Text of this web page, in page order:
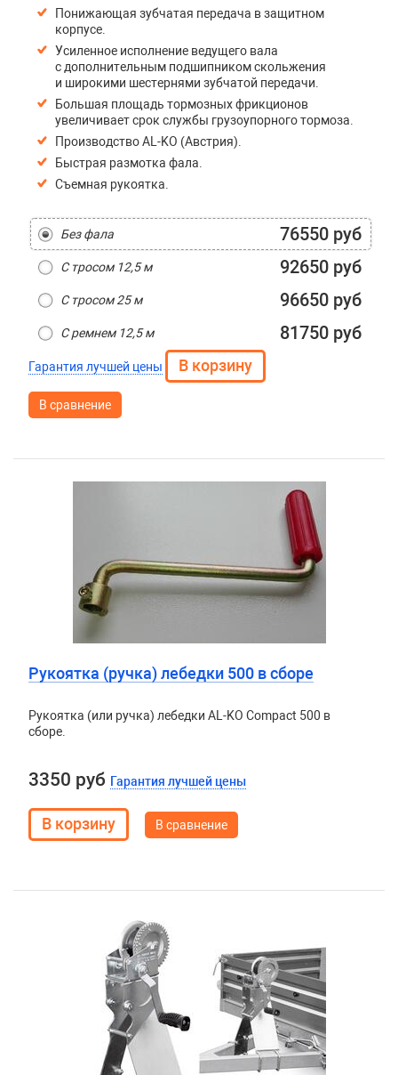
Понижающая зубчатая передача в защитном
корпусе.
Усиленное исполнение ведущего вала
с дополнительным подшипником скольжения
и широкими шестернями зубчатой передачи.
Большая площадь тормозных фрикционов
увеличивает срок службы грузоупорного тормоза.
Производство AL-KO (Австрия).
Быстрая размотка фала.
Съемная рукоятка.
Без фала 76550 руб
С тросом 12,5 м 92650 руб
С тросом 25 м 96650 руб
С ремнем 12,5 м 81750 руб
Гарантия лучшей цены
В сравнение
Рукоятка (ручка) лебедки 500 в сборе
Рукоятка (или ручка) лебедки AL-KO Compact 500 в
сборе.
3350 руб Гарантия лучшей цены
В сравнение